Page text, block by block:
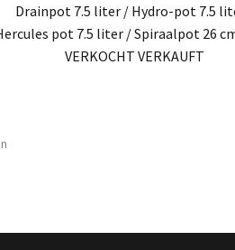
Drainpot 7.5 liter / Hydro-pot 7.5
pot 7.5 liter / Spiraalpot 26
VERKOCHT VERKAUFT